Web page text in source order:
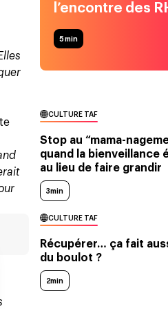
l’encontre des
5min
CULTURE TAF
Stop au “mama-
quand la bienveillance
au lieu de faire grandir
3min
CULTURE TAF
Récupérer… ça fait
du boulot ?
2min